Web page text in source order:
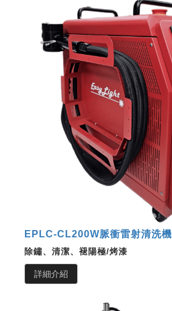
EPLC-CL200W脈衝雷射清洗機
除鏽、清潔、褪陽極/烤漆
詳細介紹